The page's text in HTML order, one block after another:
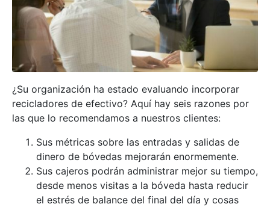
¿Su organización ha estado evaluando incorporar
recicladores de efectivo? Aquí hay seis razones por
las que lo recomendamos a nuestros clientes:
Sus métricas sobre las entradas y salidas de
dinero de bóvedas mejorarán enormemente.
Sus cajeros podrán administrar mejor su tiempo,
desde menos visitas a la bóveda hasta reducir
el estrés de balance del final del día y cosas